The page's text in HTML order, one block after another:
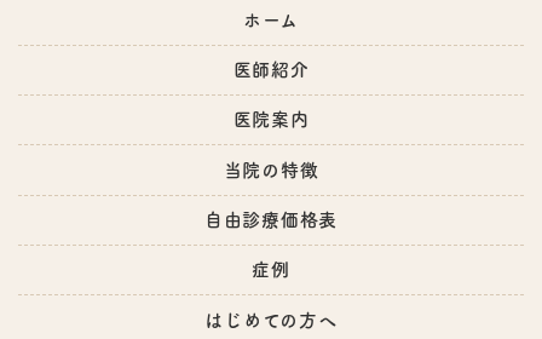
ホーム
医師紹介
医院案内
当院の特徴
自由診療価格表
症例
はじめての方へ